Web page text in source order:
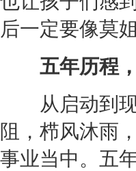
后一定要像莫
五年历程
从启动到现
阻，栉风沐雨
事业当中。五